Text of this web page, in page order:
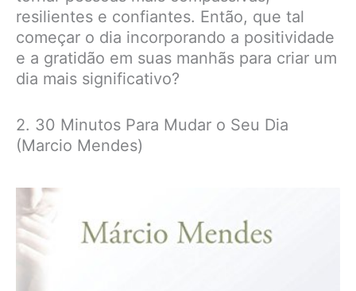
resilientes e confiantes. Então, que tal
começar o dia incorporando a positividade
e a gratidão em suas manhãs para criar um
dia mais significativo?
2. 30 Minutos Para Mudar o Seu Dia
(Marcio Mendes)